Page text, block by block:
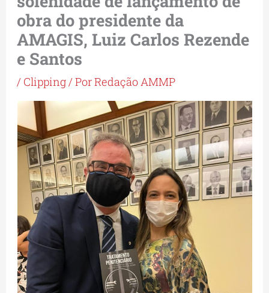
obra do presidente da
AMAGIS, Luiz Carlos Rezende
e Santos
/ Clipping/ PorRedação AMMP